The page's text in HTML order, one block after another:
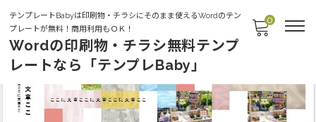
テンプレートBabyは印刷物・チラシにそのまま使えるWordのテン
プレートが無料！商用利用もＯＫ！
Wordの印刷物・チラシ無料テンプ
レートなら「テンプレBaby」
0